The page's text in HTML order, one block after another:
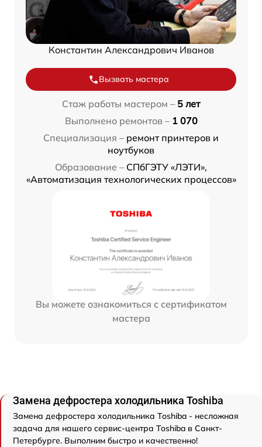
Константин Александрович Иванов
Вызвать мастера
Стаж работы мастером – 5 лет
Выполнено ремонтов – 1 070
Специализация – ремонт принтеров и
ноутбуков
Образование – СПбГЭТУ «ЛЭТИ»,
«Автоматизация технологических процессов»
Вы можете ознакомиться с сертификатом
мастера
Замена дефростера холодильника Toshiba
Замена дефростера холодильника Toshiba - несложная
задача для нашего сервис-центра Toshiba в Санкт-
Петербурге. Выполним быстро и качественно!